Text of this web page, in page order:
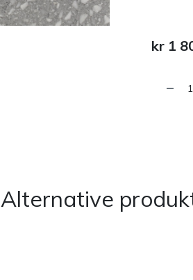
kr 1
Alternative